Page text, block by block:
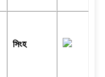
সিংহ